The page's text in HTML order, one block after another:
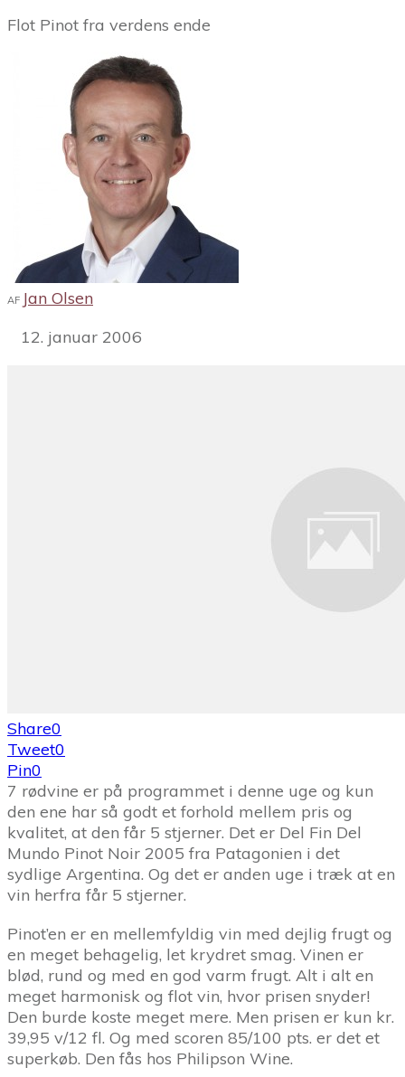
Flot Pinot fra verdens ende
AF Jan Olsen
12. januar 2006
Share0
Tweet0
Pin0
7 rødvine er på programmet i denne uge og kun
den ene har så godt et forhold mellem pris og
kvalitet, at den får 5 stjerner. Det er Del Fin Del
Mundo Pinot Noir 2005 fra Patagonien i det
sydlige Argentina. Og det er anden uge i træk at en
vin herfra får 5 stjerner.
Pinot’en er en mellemfyldig vin med dejlig frugt og
en meget behagelig, let krydret smag. Vinen er
blød, rund og med en god varm frugt. Alt i alt en
meget harmonisk og flot vin, hvor prisen snyder!
Den burde koste meget mere. Men prisen er kun kr.
39,95 v/12 fl. Og med scoren 85/100 pts. er det et
superkøb. Den fås hos Philipson Wine.